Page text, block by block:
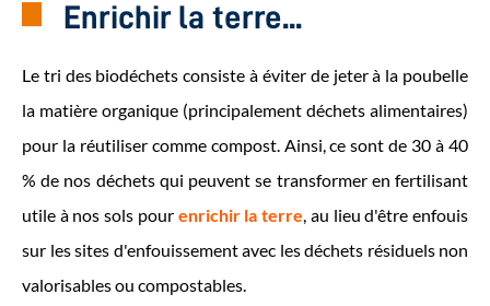
Enrichir la terre...
Le tri des biodéchets consiste à éviter de jeter à la poubelle
la matière organique (principalement déchets alimentaires)
pour la réutiliser comme compost. Ainsi, ce sont de 30 à 40
% de nos déchets qui peuvent se transformer en fertilisant
utile à nos sols pour enrichir la terre, au lieu d'être enfouis
sur les sites d'enfouissement avec les déchets résiduels non
valorisables ou compostables.